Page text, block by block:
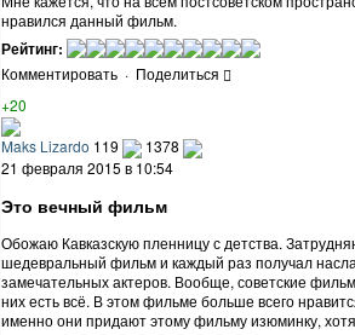
нравился данный фильм.
Рейтинг:
Комментировать · Поделиться
+20
Maks Lizardo 119
1378
21 февраля 2015 в 10:54
Это вечный фильм
Обожаю Кавказскую пленницу с детства.
шедевральный фильм и каждый раз получал
замечательных актеров. Вообще, советские
них есть всё. В этом фильме больше всего
именно они придают этому фильму изюминку,